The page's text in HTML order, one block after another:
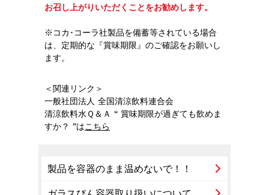
お召し上がりいただくことをお勧めします。
※コカ･コーラ社製品を備蓄等されている場合
は、定期的な『賞味期限』のご確認をお願いし
ます。
＜関連リンク＞
一般社団法人 全国清涼飲料連合会
清涼飲料水Ｑ＆Ａ “ 賞味期限が過ぎても飲めま
すか？ ”はこちら
製品を容器のまま温めないで！！